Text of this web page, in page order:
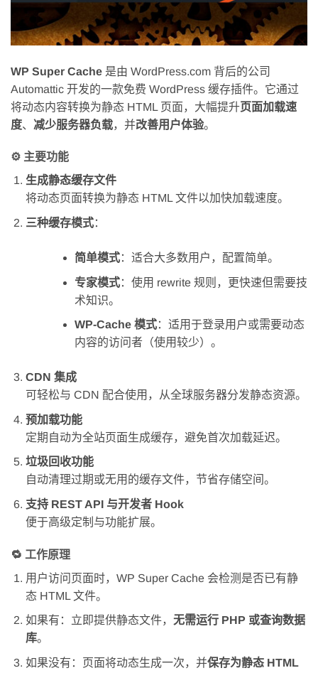
WP Super Cache 是由 WordPress.com 背后的公司
Automattic 开发的一款免费 WordPress 缓存插件。它通过
将动态内容转换为静态 HTML 页面，大幅提升页面加载速
度、 减少服务器负载，并改善用户体验。
⚙️ 主要功能
生成静态缓存文件
将动态页面转换为静态 HTML 文件以加快加载速度。
三种缓存模式：
简单模式：适合大多数用户，配置简单。
专家模式：使用 rewrite 规则，更快速但需要技
术知识。
WP-Cache 模式：适用于登录用户或需要动态
内容的访问者（使用较少）。
CDN 集成
可轻松与 CDN 配合使用，从全球服务器分发静态资源。
预加载功能
定期自动为全站页面生成缓存，避免首次加载延迟。
垃圾回收功能
自动清理过期或无用的缓存文件，节省存储空间。
支持 REST API 与开发者 Hook
便于高级定制与功能扩展。
🔁 工作原理
用户访问页面时，WP Super Cache 会检测是否已有静
态 HTML 文件。
如果有：立即提供静态文件， 无需运行 PHP 或查询数据
库。
如果没有：页面将动态生成一次，并保存为静态 HTML